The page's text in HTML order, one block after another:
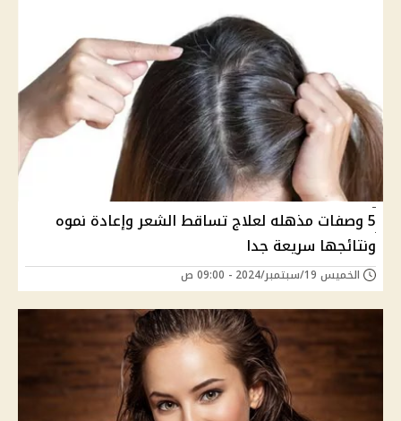
5 وصفات مذهله لعلاج تساقط الشعر وإعادة نموه
ونتائجها سريعة جدا
الخميس 19/سبتمبر/2024 - 09:00 ص